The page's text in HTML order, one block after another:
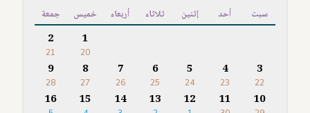
سبت أحد إثنين ثلاثاء أربعاء خميس جمعة
1
20
2
21
3
22
4
23
5
24
6
25
7
26
8
27
9
28
10
11
12
13
14
15
16